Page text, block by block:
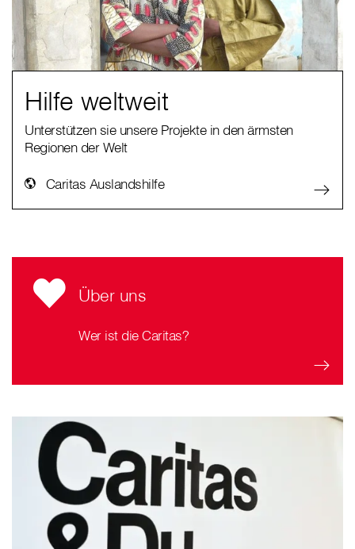
Hilfe weltweit
Unterstützen sie unsere Projekte in den ärmsten
Regionen der Welt
Caritas Auslandshilfe
Über uns
Wer ist die Caritas?